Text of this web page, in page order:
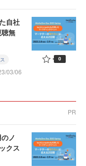
自社
無
03/06
0
PR
ノ
クス